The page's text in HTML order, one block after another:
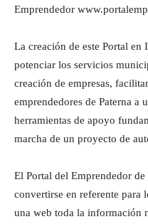
Emprendedor
La creación de este Portal
potenciar los servicios
creación de empresas,
emprendedores de Paterna a
herramientas de apoyo
marcha de un proyecto de
El Portal del Emprendedor
convertirse en referente para
una web toda la información